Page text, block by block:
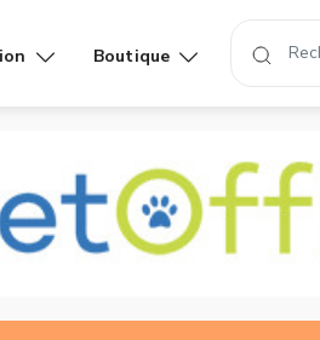
Boutique
Livres